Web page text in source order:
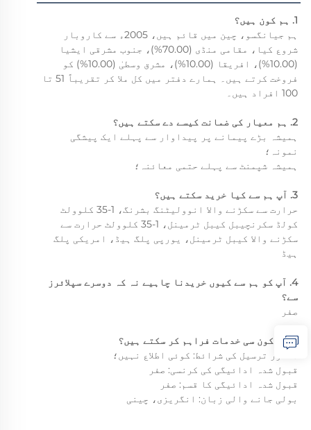
1. ہم کون ہیں؟
ہم جیانگسو، چین میں قائم ہیں، 2005ء سے کاروبار
شروع کیا، مقامی منڈی (70.00%)، جنوب مشرقی ایشیا
(10.00%)، افریقا (10.00%)، مشرق وسطیٰ (10.00%) کو
فروخت کرتے ہیں۔ ہمارے دفتر میں کل ملا کر تقریباً 51 تا
100 افراد ہیں۔
2. ہم معیار کی ضمانت کیسے دے سکتے ہیں؟
ہمیشہ بڑے پیمانے پر پیداوار سے پہلے ایک پیشگی
نمونہ؛
ہمیشہ شپمنٹ سے پہلے حتمی معائنہ؛
3. آپ ہم سے کیا خرید سکتے ہیں؟
حرارت سے سکڑنے والا انوولیٹنگ بشرنگ، 1-35 کلوولٹ
کولڈ سکرنچیبل کیبل ٹرمینل، 1-35 کلوولٹ حرارت سے
سکڑنے والا کیبل ٹرمینل، یورپی پلگ ہیڈ، امریکی پلگ
ہیڈ
4. آپ کو ہم سے کیوں خریدنا چاہیے نہ کہ دوسرے سپلائرز
سے؟
صفر
5. ہم کون سی خدمات فراہم کر سکتے ہیں؟
معذور ترسیل کی شرائط: کوئی اطلاع نہیں؛
قبول شدہ ادائیگی کی کرنسی: صفر
قبول شدہ ادائیگی کا قسم: صفر
بولی جانے والی زبان: انگریزی، چینی